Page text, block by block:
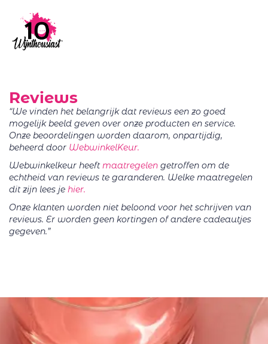
Reviews
“We vinden het belangrijk dat reviews een zo goed
mogelijk beeld geven over onze producten en service.
Onze beoordelingen worden daarom, onpartijdig,
beheerd door WebwinkelKeur.
Webwinkelkeur heeftmaatregelen getroffen om de
echtheid van reviews te garanderen. Welke maatregelen
dit zijn lees je hier.
Onze klanten worden niet beloond voor het schrijven van
reviews. Er worden geen kortingen of andere cadeautjes
gegeven.”